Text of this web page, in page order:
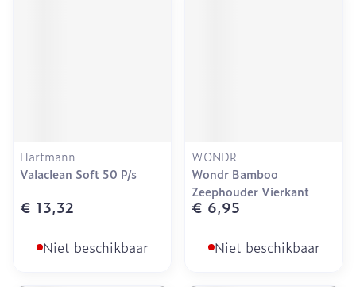
Hartmann
Valaclean Soft 50 P/s
€ 13,32
Niet beschikbaar
WONDR
Wondr Bamboo
Zeephouder Vierkant
€ 6,95
Niet beschikbaar